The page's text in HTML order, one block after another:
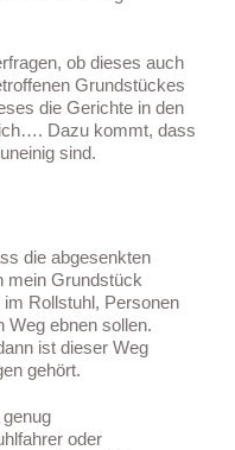
ob dieses auch
Grundstückes
die Gerichte in den
Dazu kommt, dass
sind.
die abgesenkten
mein Grundstück
Rollstuhl, Personen
Weg ebnen sollen.
ist dieser Weg
gehört.
oder